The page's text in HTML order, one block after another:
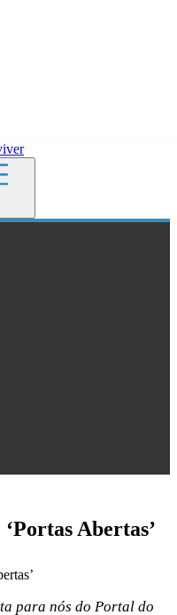
Abertas’
para nós do Portal do